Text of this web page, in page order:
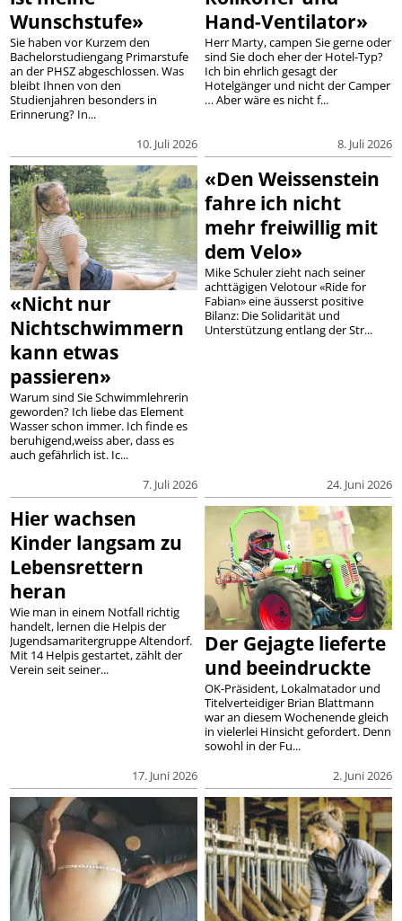
Wunschstufe»
10. Juli 2026
Sie haben vor Kurzem den
Bachelorstudiengang Primarstufe
an der PHSZ abgeschlossen. Was
bleibt Ihnen von den
Studienjahren besonders in
Erinnerung? In...
Hand-Ventilator»
8. Juli 2026
Herr Marty, campen Sie gerne oder
sind Sie doch eher der Hotel-Typ?
Ich bin ehrlich gesagt der
Hotelgänger und nicht der Camper
… Aber wäre es nicht f...
«Nicht nur
Nichtschwimmern
kann etwas
passieren»
7. Juli 2026
Warum sind Sie Schwimmlehrerin
geworden? Ich liebe das Element
Wasser schon immer. Ich finde es
beruhigend,weiss aber, dass es
auch gefährlich ist. Ic...
«Den Weissenstein
fahre ich nicht
mehr freiwillig mit
dem Velo»
24. Juni 2026
Mike Schuler zieht nach seiner
achttägigen Velotour «Ride for
Fabian» eine äusserst positive
Bilanz: Die Solidarität und
Unterstützung entlang der Str...
Hier wachsen
Kinder langsam zu
Lebensrettern
heran
17. Juni 2026
Wie man in einem Notfall richtig
handelt, lernen die Helpis der
Jugendsamaritergruppe Altendorf.
Mit 14 Helpis gestartet, zählt der
Verein seit seiner...
Der Gejagte lieferte
und beeindruckte
2. Juni 2026
OK-Präsident, Lokalmatador und
Titelverteidiger Brian Blattmann
war an diesem Wochenende gleich
in vielerlei Hinsicht gefordert. Denn
sowohl in der Fu...